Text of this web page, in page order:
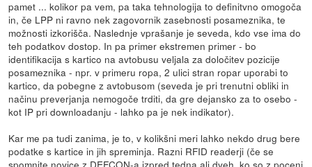
pamet ... kolikor pa vem, pa taka tehnologija to definitvno omogoča
in, če LPP ni ravno nek zagovornik zasebnosti posameznika, te
možnosti izkorišča. Naslednje vprašanje je seveda, kdo vse ima do
teh podatkov dostop. In pa primer ekstremen primer - bo
identifikacija s kartico na avtobusu veljala za določitev pozicije
posameznika - npr. v primeru ropa, 2 ulici stran ropar uporabi to
kartico, da pobegne z avtobusom (seveda je pri trenutni obliki in
načinu preverjanja nemogoče trditi, da gre dejansko za to osebo -
kot IP pri downloadanju - lahko pa je nek indikator).
Kar me pa tudi zanima, je to, v kolikšni meri lahko nekdo drug bere
podatke s kartice in jih spreminja. Razni RFID readerji (če se